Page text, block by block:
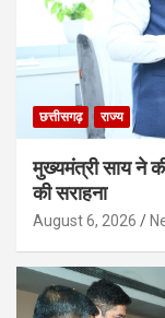
छत्तीसगढ़ राज्य
मुख्यमंत्री साय ने
की सराहना
August 6, 2026